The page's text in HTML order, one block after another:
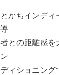
とかちインディ
導
者との距離感を
ン
ディショニング